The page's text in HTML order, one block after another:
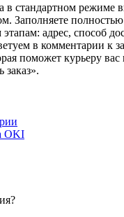
в стандартном режиме
Заполняете
адрес, способ
в комментарии к
поможет курьеру
OKI